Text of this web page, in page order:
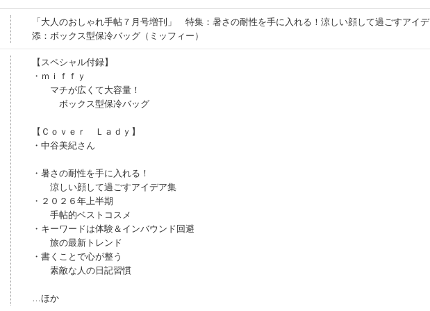
「大人のおしゃれ手帖７月号増刊」 特集：暑さの耐性を手に入れる！涼しい顔して過ごすアイ
添：ボックス型保冷バッグ（ミッフィー）
【スペシャル付録】
・ｍｉｆｆｙ
マチが広くて大容量！
ボックス型保冷バッグ
【Ｃｏｖｅｒ Ｌａｄｙ】
・中谷美紀さん
・暑さの耐性を手に入れる！
涼しい顔して過ごすアイデア集
・２０２６年上半期
手帖的ベストコスメ
・キーワードは体験＆インバウンド回避
旅の最新トレンド
・書くことで心が整う
素敵な人の日記習慣
…ほか